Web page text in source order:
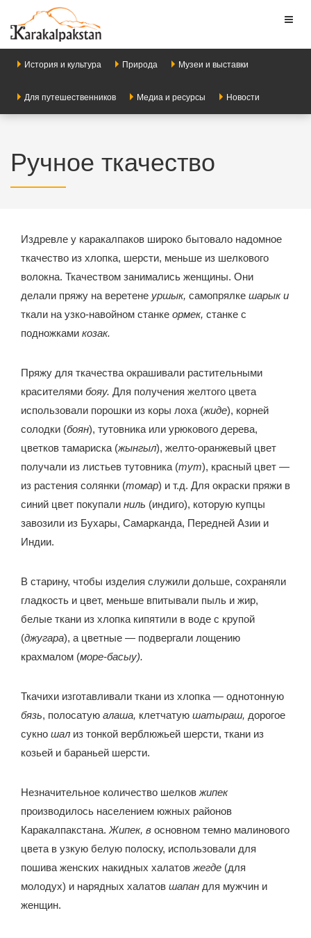
История и культура Природа Музеи и выставки
Для путешественников Медиа и ресурсы Новости
Ручное ткачество
Издревле у каракалпаков широко бытовало надомное
ткачество из хлопка, шерсти, меньше из шелкового
волокна. Ткачеством занимались женщины. Они
делали пряжу на веретене уршык, самопрялке шарык и
ткали на узко-навойном станке ормек, станке с
подножками козак.
Пряжу для ткачества окрашивали растительными
красителями бояу. Для получения желтого цвета
использовали порошки из коры лоха (жиде), корней
солодки (боян), тутовника или урюкового дерева,
цветков тамариска (жынгыл), желто-оранжевый цвет
получали из листьев тутовника (тут), красный цвет —
из растения солянки (томар) и т.д. Для окраски пряжи в
синий цвет покупали ниль (индиго), которую купцы
завозили из Бухары, Самарканда, Передней Азии и
Индии.
В старину, чтобы изделия служили дольше, сохраняли
гладкость и цвет, меньше впитывали пыль и жир,
белые ткани из хлопка кипятили в воде с крупой
(джугара), а цветные — подвергали лощению
крахмалом (море-басыу).
Ткачихи изготавливали ткани из хлопка — однотонную
бязь, полосатую алаша, клетчатую шатыраш, дорогое
сукно шал из тонкой верблюжьей шерсти, ткани из
козьей и бараньей шерсти.
Незначительное количество шелков жипек
производилось населением южных районов
Каракалпакстана. Жипек, в основном темно малинового
цвета в узкую белую полоску, использовали для
пошива женских накидных халатов жегде (для
молодух) и нарядных халатов шапан для мужчин и
женщин.